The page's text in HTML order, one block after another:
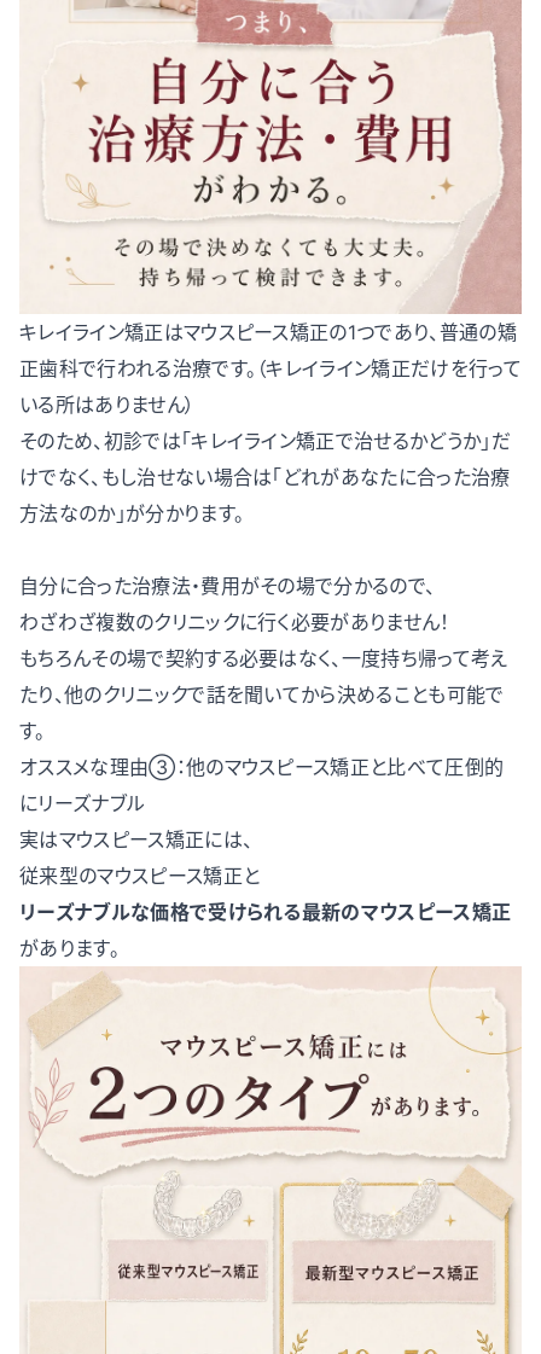
キレイライン矯正はマウスピース矯正の1つであり、普通の矯
正歯科で行われる治療です。（キレイライン矯正だけを行って
いる所はありません）
そのため、初診では「キレイライン矯正で治せるかどうか」だ
けでなく、もし治せない場合は「どれがあなたに合った治療
方法なのか」が分かります。
自分に合った治療法・費用がその場で分かるので、
わざわざ複数のクリニックに行く必要がありません！
もちろんその場で契約する必要はなく、一度持ち帰って考え
たり、他のクリニックで話を聞いてから決めることも可能で
す。
オススメな理由③：他のマウスピース矯正と比べて圧倒的
にリーズナブル
実はマウスピース矯正には、
従来型のマウスピース矯正と
リーズナブルな価格で受けられる最新のマウスピース矯正
があります。